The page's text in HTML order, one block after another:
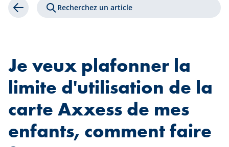
Retour Recherchez un article
Je veux plafonner la
limite d'utilisation de la
carte Axxess de mes
enfants, comment faire